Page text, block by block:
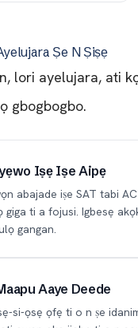
Ṣe N Ṣiṣẹ
lori ayelujara, ati
gbogbogbo.
Iṣẹ Iṣe Aipẹ
abajade iṣe SAT tabi
giga ti a fojusi. Igbesẹ
gangan.
Aaye Deede
si-ọsẹ ọfẹ ti o n ṣe